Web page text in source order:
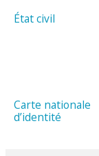
État civil
Carte nationale
d’identité